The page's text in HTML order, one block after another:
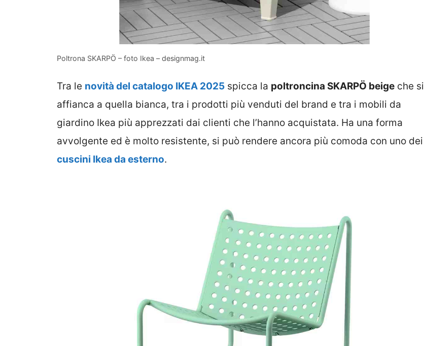
Poltrona SKARPÖ – foto Ikea – designmag.it
Tra le novità del catalogo IKEA 2025 spicca la poltroncina SKARPÖ beige che si
affianca a quella bianca, tra i prodotti più venduti del brand e tra i mobili da
giardino Ikea più apprezzati dai clienti che l’hanno acquistata. Ha una forma
avvolgente ed è molto resistente, si può rendere ancora più comoda con uno dei
cuscini Ikea da esterno.